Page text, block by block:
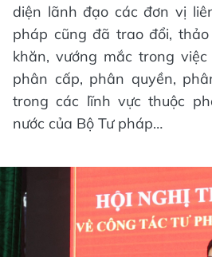
diện lãnh đạo các đơn vị
pháp cũng đã trao đổi,
khăn, vướng mắc trong
phân cấp, phân quyền,
trong các lĩnh vực thuộc
nước của Bộ Tư pháp…